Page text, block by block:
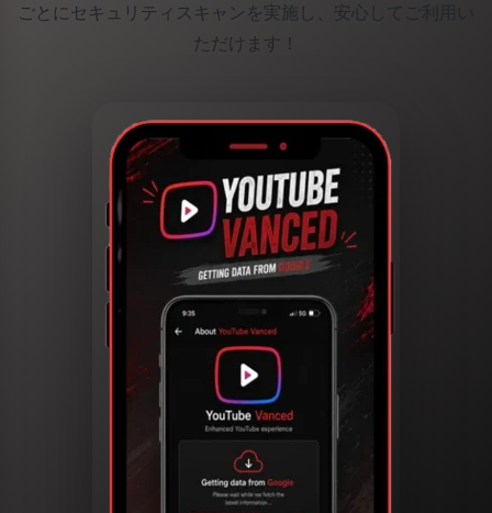
ごとにセキュリティスキャンを実施し、安心してご利用い
ただけます！